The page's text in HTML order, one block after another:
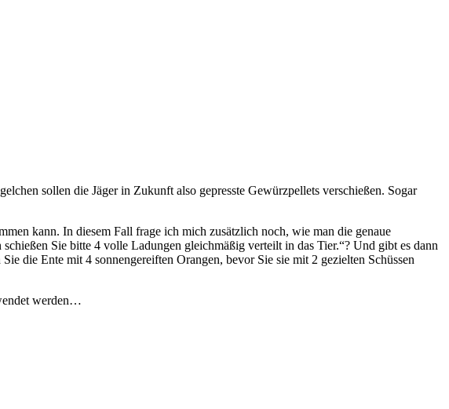
sollen die Jäger in Zukunft also gepresste Gewürzpellets verschießen. Sogar
kann. In diesem Fall frage ich mich zusätzlich noch, wie man die genaue
Sie bitte 4 volle Ladungen gleichmäßig verteilt in das Tier.“? Und gibt es dann
die Ente mit 4 sonnengereiften Orangen, bevor Sie sie mit 2 gezielten Schüssen
werden…